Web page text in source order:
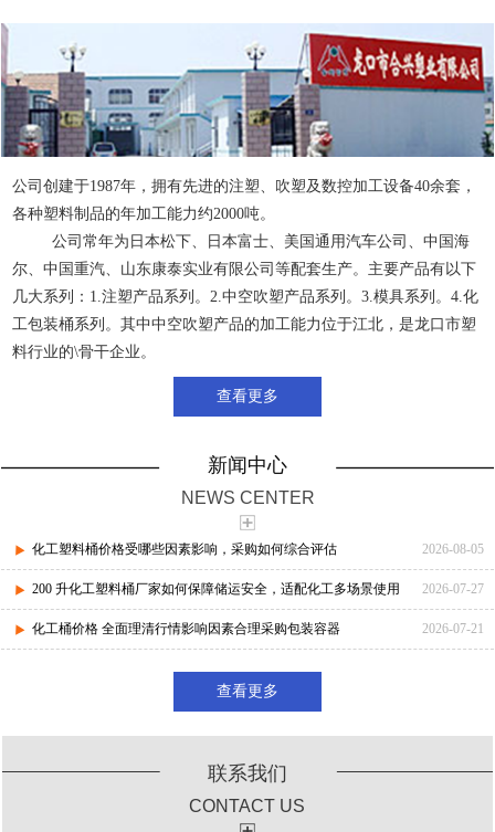
公司创建于1987年，拥有先进的注塑、吹塑及数控加工设备40余套，
各种塑料制品的年加工能力约2000吨。
公司常年为日本松下、日本富士、美国通用汽车公司、中国海
尔、中国重汽、山东康泰实业有限公司等配套生产。主要产品有以下
几大系列：1.注塑产品系列。2.中空吹塑产品系列。3.模具系列。4.化
工包装桶系列。其中中空吹塑产品的加工能力位于江北，是龙口市塑
料行业的\骨干企业。
查看更多
新闻中心
NEWS CENTER
化工塑料桶价格受哪些因素影响，采购如何综合评估 2026-08-05
200 升化工塑料桶厂家如何保障储运安全，适配化工多场景使用 2026-07-27
化工桶价格 全面理清行情影响因素合理采购包装容器 2026-07-21
查看更多
联系我们
CONTACT US